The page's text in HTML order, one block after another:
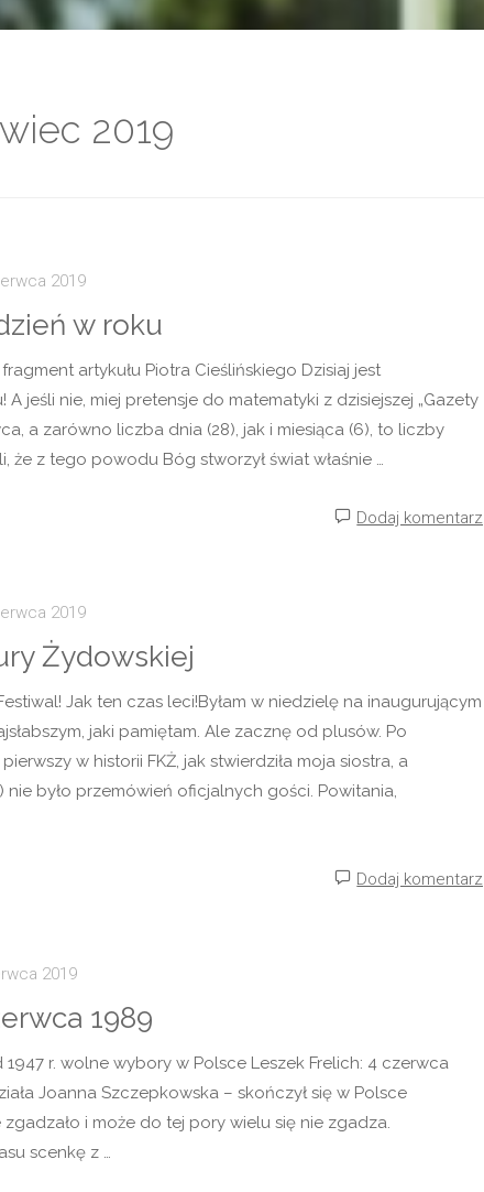
2019
2019
w roku
artykułu Piotra Cieślińskiego Dzisiaj jest
jeśli nie, miej pretensje do matematyki z dzisiejszej „Gazety
a zarówno liczba dnia (28), jak i miesiąca (6), to liczby
że z tego powodu Bóg stworzył świat właśnie …
Dodaj komentarz
2019
Żydowskiej
Jak ten czas leci!Byłam w niedzielę na inaugurującym
jaki pamiętam. Ale zacznę od plusów. Po
w historii FKŻ, jak stwierdziła moja siostra, a
nie było przemówień oficjalnych gości. Powitania,
Dodaj komentarz
2019
1989
r. wolne wybory w Polsce Leszek Frelich: 4 czerwca
Joanna Szczepkowska – skończył się w Polsce
zgadzało i może do tej pory wielu się nie zgadza.
scenkę z …